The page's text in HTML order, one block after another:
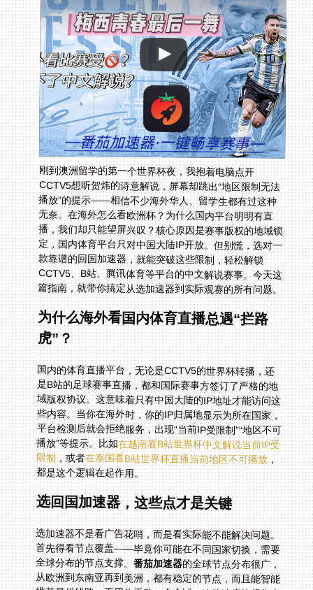
刚到澳洲留学的第一个世界杯夜，我抱着电脑点开
CCTV5想听贺炜的诗意解说，屏幕却跳出“地区限制无法
播放”的提示——相信不少海外华人、留学生都有过这种
无奈。在海外怎么看欧洲杯？为什么国内平台明明有直
播，我们却只能望屏兴叹？核心原因是赛事版权的地域锁
定，国内体育平台只对中国大陆IP开放。但别慌，选对一
款靠谱的回国加速器，就能突破这些限制，轻松解锁
CCTV5、B站、腾讯体育等平台的中文解说赛事。今天这
篇指南，就带你搞定从选加速器到实际观赛的所有问题。
为什么海外看国内体育直播总遇“拦路
虎”？
国内的体育直播平台，无论是CCTV5的世界杯转播，还
是B站的足球赛事直播，都和国际赛事方签订了严格的地
域版权协议。这意味着只有中国大陆的IP地址才能访问这
些内容。当你在海外时，你的IP归属地显示为所在国家，
平台检测后就会拒绝服务，出现“当前IP受限制”“地区不可
播放”等提示。比如在越南看B站世界杯中文解说当前IP受
限制，或者在泰国看B站世界杯直播当前地区不可播放，
都是这个逻辑在起作用。
选回国加速器，这些点才是关键
选加速器不是看广告花哨，而是看实际能不能解决问题。
首先得看节点覆盖——毕竟你可能在不同国家切换，需要
全球分布的节点支撑。番茄加速器的全球节点分布很广，
从欧洲到东南亚再到美洲，都有稳定的节点，而且能智能
推荐最优线路，不用你手动一个个试，连接速度快得像本